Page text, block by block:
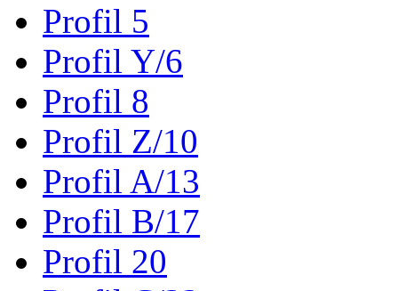
Profil 5
Profil Y/6
Profil 8
Profil Z/10
Profil A/13
Profil B/17
Profil 20